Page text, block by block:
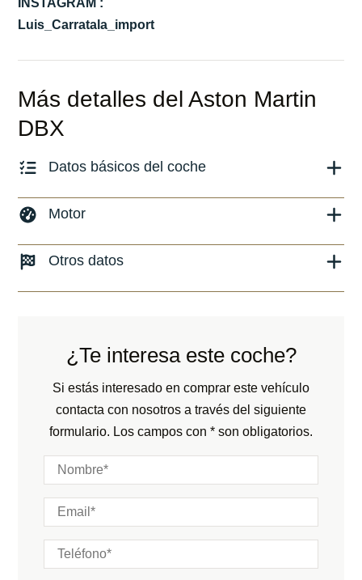
INSTAGRAM :
Luis_Carratala_import
Más detalles del Aston Martin
DBX
Datos básicos del coche
Marca y modelo:
Fecha de matriculación:
Kilómetros:12073KM
Motor
Combustible: Gasolina
Potencia:551 CV
Marchas:
Otros datos
Plata
Color interior:Negro
Carrocería:N/D
Puertas:
Plazas:
¿Te interesa este coche?
Si estás interesado en comprar este vehículo
contacta con nosotros a través del siguiente
formulario. Los campos con * son obligatorios.